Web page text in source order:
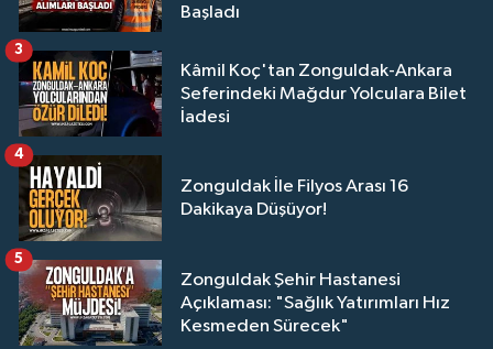
Başladı
Kâmil Koç'tan Zonguldak-Ankara
Seferindeki Mağdur Yolculara Bilet
İadesi
3
Zonguldak İle Filyos Arası 16
Dakikaya Düşüyor!
4
Zonguldak Şehir Hastanesi
Açıklaması: "Sağlık Yatırımları Hız
Kesmeden Sürecek"
5